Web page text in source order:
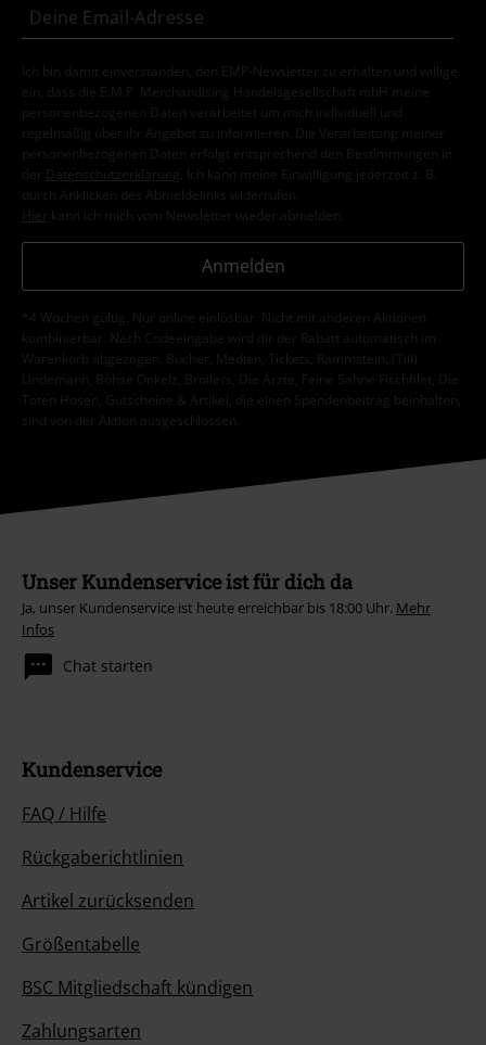
Ich bin damit einverstanden, den EMP-Newsletter zu erhalten und willige
ein, dass die E.M.P. Merchandising Handelsgesellschaft mbH meine
personenbezogenen Daten verarbeitet um mich individuell und
regelmäßig über ihr Angebot zu informieren. Die Verarbeitung meiner
personenbezogenen Daten erfolgt entsprechend den Bestimmungen in
der
Datenschutzerklärung
. Ich kann meine Einwilligung jederzeit z. B.
durch Anklicken des Abmeldelinks widerrufen.
Hier kann ich mich vom Newsletter wieder abmelden.
Anmelden
*4 Wochen gültig. Nur online einlösbar. Nicht mit anderen Aktionen
kombinierbar. Nach Codeeingabe wird dir der Rabatt automatisch im
Warenkorb abgezogen. Bücher, Medien, Tickets, Rammstein, (Till)
Lindemann, Böhse Onkelz, Broilers, Die Ärzte, Feine Sahne Fischfilet, Die
Toten Hosen, Gutscheine & Artikel, die einen Spendenbeitrag beinhalten,
sind von der Aktion ausgeschlossen.
Unser Kundenservice ist für dich da
Ja, unser Kundenservice ist heute erreichbar bis 18:00 Uhr. Mehr
Infos
Chat starten
Kundenservice
FAQ / Hilfe
Rückgaberichtlinien
Artikel zurücksenden
Größentabelle
BSC Mitgliedschaft kündigen
Zahlungsarten